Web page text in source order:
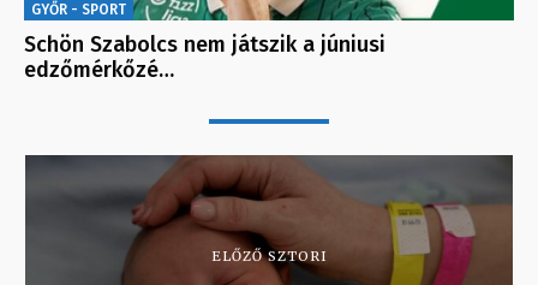
GYŐR - SPORT
Schön Szabolcs nem játszik a júniusi
edzőmérkőzé…
ELŐZŐ SZTORI